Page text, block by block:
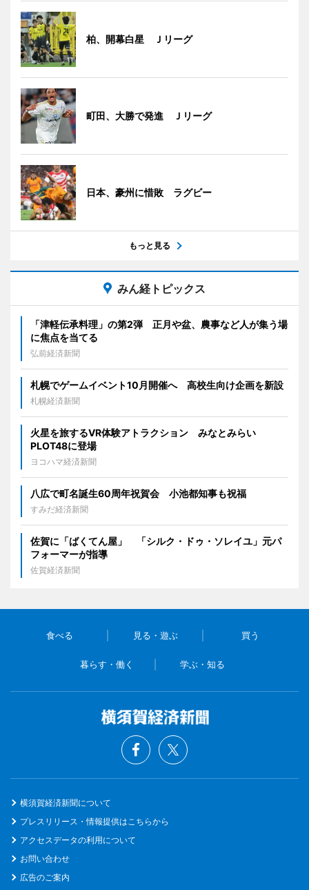
柏、開幕白星 Ｊリーグ
町田、大勝で発進 Ｊリーグ
日本、豪州に惜敗 ラグビー
もっと見る
みん経トピックス
「津軽伝承料理」の第2弾 正月や盆、農事など人が集う場
に焦点を当てる
弘前経済新聞
札幌でゲームイベント10月開催へ 高校生向け企画を新設
札幌経済新聞
火星を旅するVR体験アトラクション みなとみらい
PLOT48に登場
ヨコハマ経済新聞
八広で町名誕生60周年祝賀会 小池都知事も祝福
すみだ経済新聞
佐賀に「ばくてん屋」 「シルク・ドゥ・ソレイユ」元パ
フォーマーが指導
佐賀経済新聞
食べる 見る・遊ぶ 買う
暮らす・働く 学ぶ・知る
横須賀経済新聞について
プレスリリース・情報提供はこちらから
アクセスデータの利用について
お問い合わせ
広告のご案内